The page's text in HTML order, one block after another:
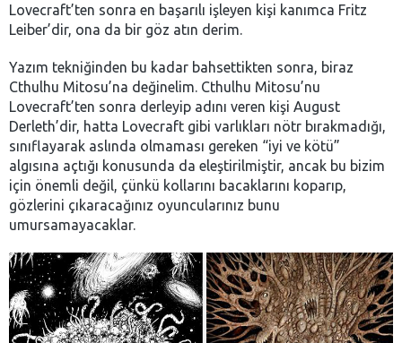
Lovecraft’ten sonra en başarılı işleyen kişi kanımca Fritz
Leiber’dir, ona da bir göz atın derim.
Yazım tekniğinden bu kadar bahsettikten sonra, biraz
Cthulhu Mitosu’na değinelim. Cthulhu Mitosu’nu
Lovecraft’ten sonra derleyip adını veren kişi August
Derleth’dir, hatta Lovecraft gibi varlıkları nötr bırakmadığı,
sınıflayarak aslında olmaması gereken “iyi ve kötü”
algısına açtığı konusunda da eleştirilmiştir, ancak bu bizim
için önemli değil, çünkü kollarını bacaklarını koparıp,
gözlerini çıkaracağınız oyuncularınız bunu
umursamayacaklar.